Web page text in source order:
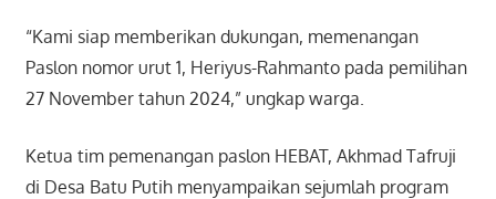
“Kami siap memberikan dukungan, memenangan
Paslon nomor urut 1, Heriyus-Rahmanto pada pemilihan
27 November tahun 2024,” ungkap warga.
Ketua tim pemenangan paslon HEBAT, Akhmad Tafruji
di Desa Batu Putih menyampaikan sejumlah program